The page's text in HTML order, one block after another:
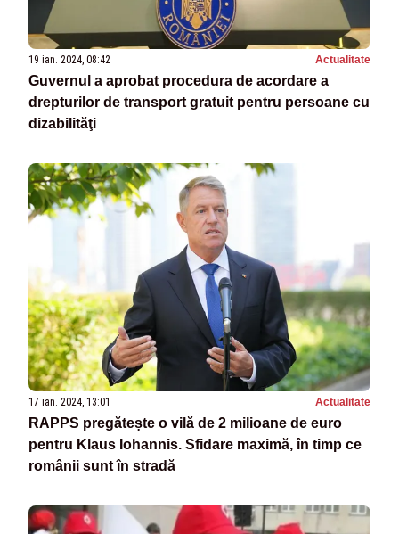
19 ian. 2024, 08:42 Actualitate
Guvernul a aprobat procedura de acordare a
drepturilor de transport gratuit pentru persoane cu
dizabilităţi
17 ian. 2024, 13:01 Actualitate
RAPPS pregătește o vilă de 2 milioane de euro
pentru Klaus Iohannis. Sfidare maximă, în timp ce
românii sunt în stradă